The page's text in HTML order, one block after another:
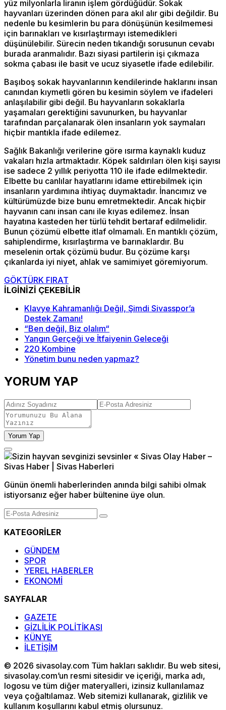
yüz milyonlarla liranın işlem gördüğüdür. Sokak
hayvanları üzerinden dönen para akıl alır gibi değildir. Bu
nedenle bu kesimlerin bu para dönüşünün kesilmemesi
için barınakları ve kısırlaştırmayı istemedikleri
düşünülebilir. Sürecin neden tıkandığı sorusunun cevabı
burada aranmalıdır. Bazı siyasi partilerin işi çıkmaza
sokma çabası ile basit ve ucuz siyasetle ifade edilebilir.
Başıboş sokak hayvanlarının kendilerinde haklarını insan
canından kıymetli gören bu kesimin söylem ve ifadeleri
anlaşılabilir gibi değil. Bu hayvanların sokaklarla
yaşamaları gerektiğini savunurken, bu hayvanlar
tarafından parçalanarak ölen insanların yok saymaları
hiçbir mantıkla ifade edilemez.
Sağlık Bakanlığı verilerine göre ısırma kaynaklı kuduz
vakaları hızla artmaktadır. Köpek saldırıları ölen kişi sayısı
ise sadece 2 yıllık periyotta 110 ile ifade edilmektedir.
Elbette bu canlılar hayatlarını idame ettirebilmek için
insanların yardımına ihtiyaç duymaktadır. İnancımız ve
kültürümüzde bize bunu emretmektedir. Ancak hiçbir
hayvanın canı insan canı ile kıyas edilemez. İnsan
hayatına kasteden her türlü tehdit bertaraf edilmelidir.
Bunun çözümü elbette itlaf olmamalı. En mantıklı çözüm,
sahiplendirme, kısırlaştırma ve barınaklardır. Bu
meselenin ortak çözümü budur. Bu çözüme karşı
çıkanlarda iyi niyet, ahlak ve samimiyet göremiyorum.
GÖKTÜRK FIRAT
İLGİNİZİ ÇEKEBİLİR
Klavye Kahramanlığı Değil, Şimdi Sivasspor’a
Destek Zamanı!
“Ben değil, Biz olalım“
Yangın Gerçeği ve İtfaiyenin Geleceği
220 Kombine
Yönetim bunu neden yapmaz?
YORUM YAP
Yorum Yap
Günün önemli haberlerinden anında bilgi sahibi olmak
istiyorsanız eğer haber bültenine üye olun.
KATEGORİLER
GÜNDEM
SPOR
YEREL HABERLER
EKONOMİ
SAYFALAR
GAZETE
GİZLİLİK POLİTİKASI
KÜNYE
İLETİŞİM
© 2026 sivasolay.com Tüm hakları saklıdır. Bu web sitesi,
sivasolay.com’un resmi sitesidir ve içeriği, marka adı,
logosu ve tüm diğer materyalleri, izinsiz kullanılamaz
veya çoğaltılamaz. Web sitemizi kullanarak, gizlilik ve
kullanım koşullarını kabul etmiş olursunuz.